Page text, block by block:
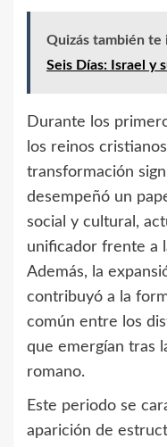
Quizás también te
Seis Días: Israel y
Durante los
los reinos
transformación
desempeñó un
social y cultural,
unificador frente a
Además, la
contribuyó a la
común entre los
que emergían tras
romano.
Este periodo se
aparición de